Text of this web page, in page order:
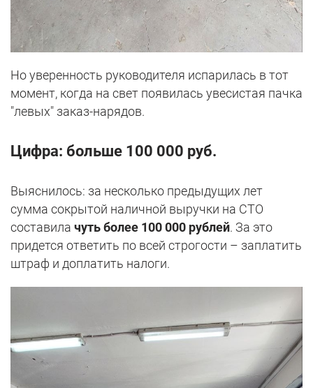
Но уверенность руководителя испарилась в тот
момент, когда на свет появилась увесистая пачка
"левых" заказ-нарядов.
Цифра: больше 100 000 руб.
Выяснилось: за несколько предыдущих лет
сумма сокрытой наличной выручки на СТО
составила чуть более 100 000 рублей. За это
придется ответить по всей строгости – заплатить
штраф и доплатить налоги.